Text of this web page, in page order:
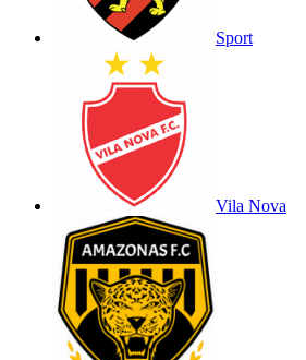
Sport
Vila Nova